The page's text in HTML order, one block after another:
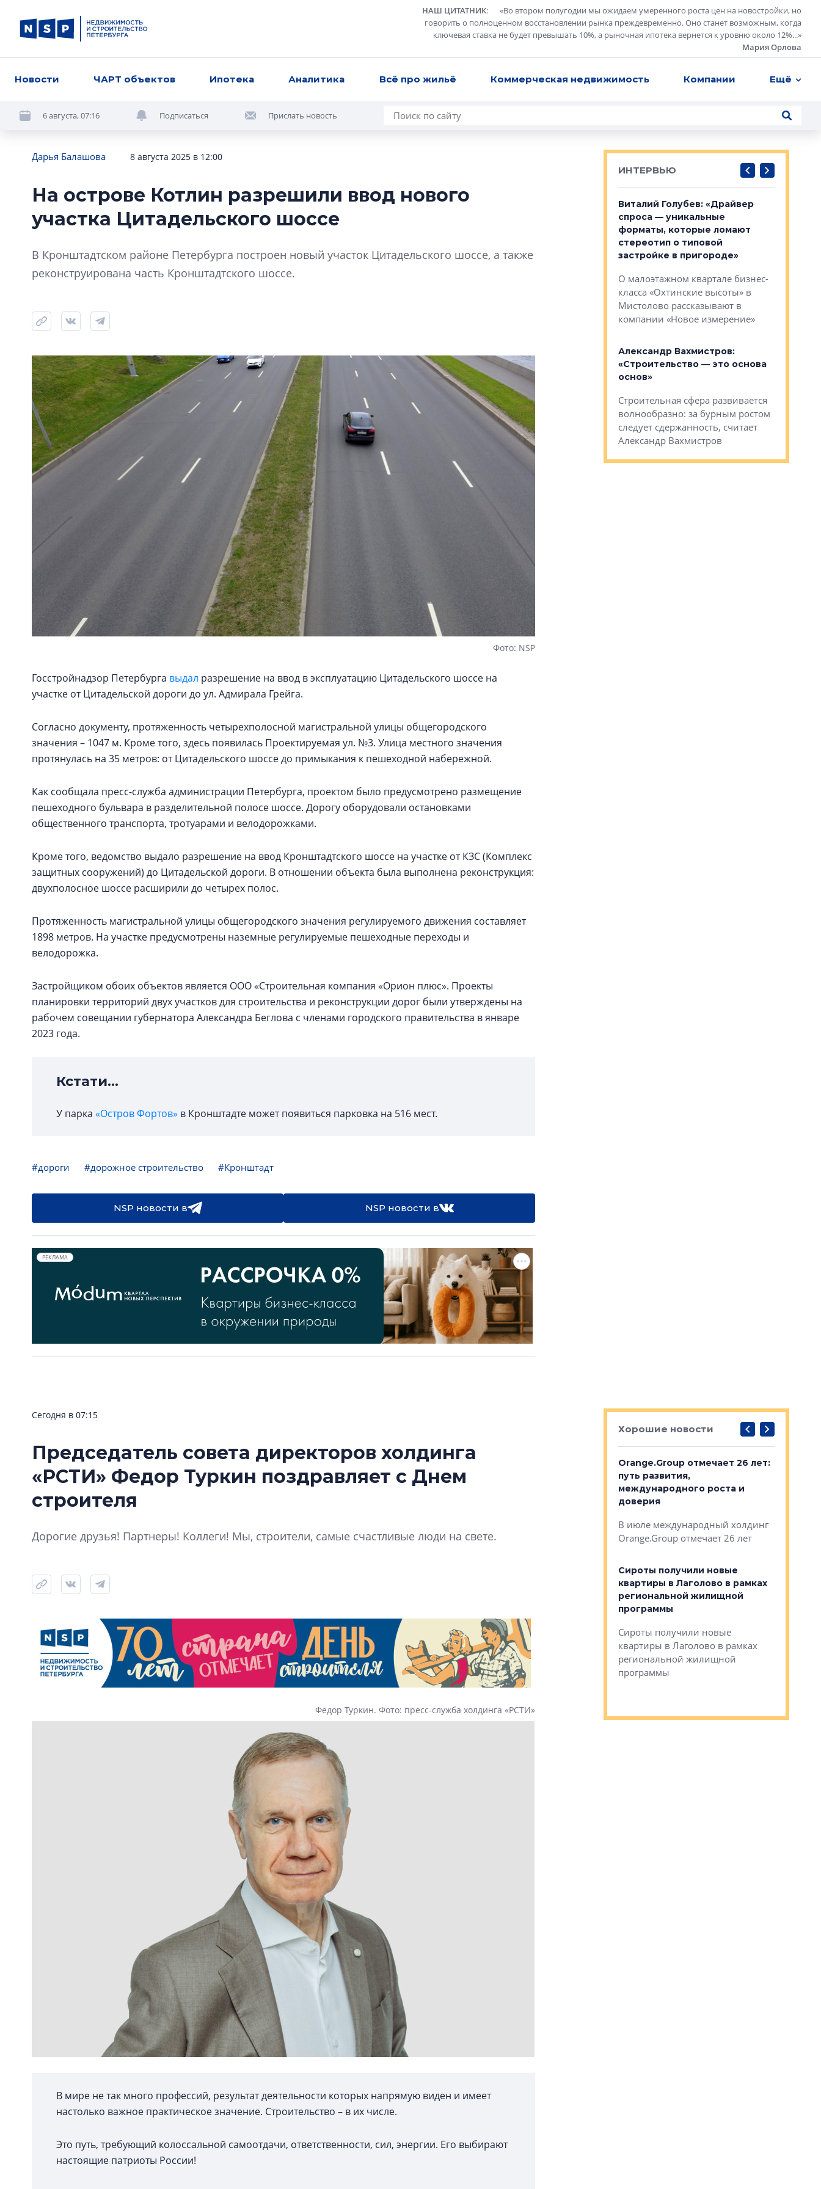
НАШ ЦИТАТНИК: «Во втором полугодии мы ожидаем умеренного роста цен на новостройки, но
говорить о полноценном восстановлении рынка преждевременно. Оно станет возможным, когда
ключевая ставка не будет превышать 10%, а рыночная ипотека вернется к уровню около 12%...»
Мария Орлова
Новости ЧАРТ объектов Ипотека Аналитика Всё про жильё Коммерческая недвижимость Компании Ещё
6 августа, 07:16 Подписаться Прислать новость
Дарья Балашова 8 августа 2025 в 12:00
На острове Котлин разрешили ввод нового
участка Цитадельского шоссе
В Кронштадтском районе Петербурга построен новый участок Цитадельского шоссе, а также
реконструирована часть Кронштадтского шоссе.
Фото: NSP
Госстройнадзор Петербурга выдал разрешение на ввод в эксплуатацию Цитадельского шоссе на
участке от Цитадельской дороги до ул. Адмирала Грейга.
Согласно документу, протяженность четырехполосной магистральной улицы общегородского
значения – 1047 м. Кроме того, здесь появилась Проектируемая ул. №3. Улица местного значения
протянулась на 35 метров: от Цитадельского шоссе до примыкания к пешеходной набережной.
Как сообщала пресс-служба администрации Петербурга, проектом было предусмотрено размещение
пешеходного бульвара в разделительной полосе шоссе. Дорогу оборудовали остановками
общественного транспорта, тротуарами и велодорожками.
Кроме того, ведомство выдало разрешение на ввод Кронштадтского шоссе на участке от КЗС (Комплекс
защитных сооружений) до Цитадельской дороги. В отношении объекта была выполнена реконструкция:
двухполосное шоссе расширили до четырех полос.
Протяженность магистральной улицы общегородского значения регулируемого движения составляет
1898 метров. На участке предусмотрены наземные регулируемые пешеходные переходы и
велодорожка.
Застройщиком обоих объектов является ООО «Строительная компания «Орион плюс». Проекты
планировки территорий двух участков для строительства и реконструкции дорог были утверждены на
рабочем совещании губернатора Александра Беглова с членами городского правительства в январе
2023 года.
Кстати...
У парка «Остров Фортов» в Кронштадте может появиться парковка на 516 мест.
#дороги #дорожное строительство #Кронштадт
NSP новости в NSP новости в
РЕКЛАМА
ИНТЕРВЬЮ
Александр Свинолобов: «Мы
О потенциале «серого пояса»,
диверсифицируем проекты»
О том, как девелопер
диверсифицирует проекты,
поговорили с генеральным
директором Arsenal Арсением
Виталий Голубев: «Драйвер
спроса — уникальные
форматы, которые ломают
стереотип о типовой
застройке в пригороде»
О малоэтажном квартале бизнес-
класса «Охтинские высоты» в
Мистолово рассказывают в
компании «Новое измерение»
Александр Вахмистров:
«Строительство — это основа
основ»
Строительная сфера развивается
волнообразно: за бурным ростом
следует сдержанность, считает
Александр Вахмистров
Сегодня в 07:15
Председатель совета директоров холдинга
«РСТИ» Федор Туркин поздравляет с Днем
строителя
Дорогие друзья! Партнеры! Коллеги! Мы, строители, самые счастливые люди на свете.
Федор Туркин. Фото: пресс-служба холдинга «РСТИ»
В мире не так много профессий, результат деятельности которых напрямую виден и имеет
настолько важное практическое значение. Строительство – в их числе.
Это путь, требующий колоссальной самоотдачи, ответственности, сил, энергии. Его выбирают
настоящие патриоты России!
Хорошие новости
В Санкт-Петербурге выбрали
лучших поющих строителей
строить и жить помогает»
В Красногвардейском районе
Петербурга появился еще один
центр совмещенного образования
Orange.Group отмечает 26 лет:
путь развития,
международного роста и
доверия
В июле международный холдинг
Orange.Group отмечает 26 лет
Сироты получили новые
квартиры в Лаголово в рамках
региональной жилищной
программы
Сироты получили новые
квартиры в Лаголово в рамках
региональной жилищной
программы